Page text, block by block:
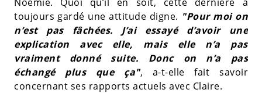
toujours gardé une attitude digne. "Pour moi on
n’est pas fâchées. J’ai essayé d’avoir une
explication avec elle, mais elle n’a pas
vraiment donné suite. Donc on n’a pas
échangé plus que ça", a-t-elle fait savoir
concernant ses rapports actuels avec Claire.